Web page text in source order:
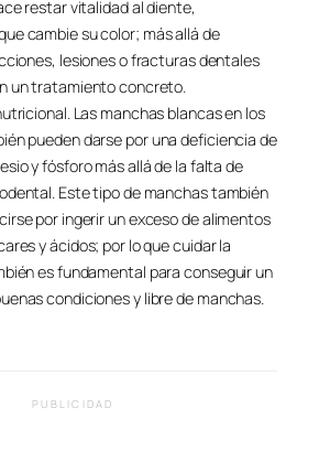
restar vitalidad al diente,
cambie su color; más allá de
lesiones o fracturas dentales
un tratamiento concreto.
Las manchas blancas en los
pueden darse por una deficiencia de
y fósforo más allá de la falta de
Este tipo de manchas también
por ingerir un exceso de alimentos
y ácidos; por lo que cuidar la
es fundamental para conseguir un
condiciones y libre de manchas.
PUBLICIDAD